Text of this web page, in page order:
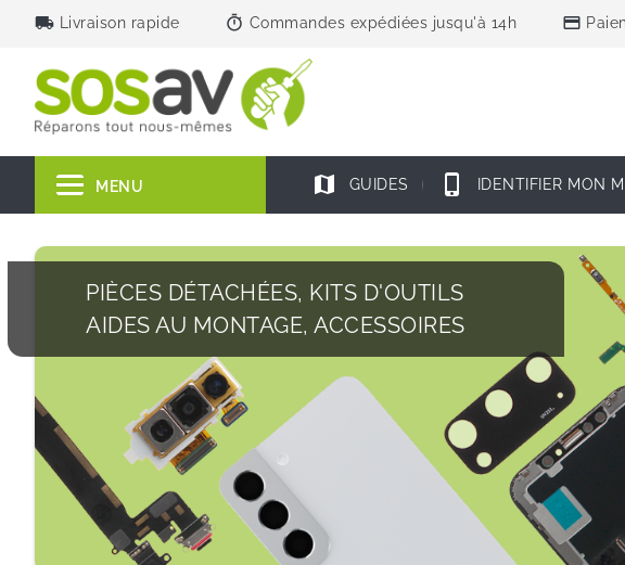
local_shipping Livraison rapide timer Commandes expédiées jusqu'à 14h credit_card
MENU map GUIDES phone_iphone IDENTIFIER MON
PIÈCES DÉTACHÉES, KITS D'OUTILS
AIDES AU MONTAGE, ACCESSOIRES